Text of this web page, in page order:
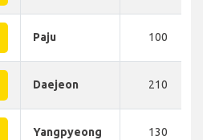
Paju 100
Daejeon 210
Yangpyeong 130